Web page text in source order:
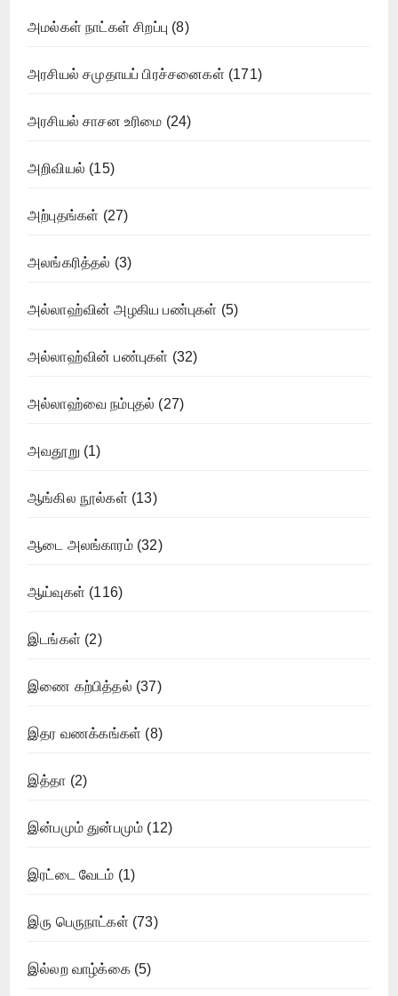
அமல்கள் நாட்கள் சிறப்பு (8)
அரசியல் சமுதாயப் பிரச்சனைகள் (171)
அரசியல் சாசன உரிமை (24)
அறிவியல் (15)
அற்புதங்கள் (27)
அலங்கரித்தல் (3)
அல்லாஹ்வின் அழகிய பண்புகள் (5)
அல்லாஹ்வின் பண்புகள் (32)
அல்லாஹ்வை நம்புதல் (27)
அவதூறு (1)
ஆங்கில நூல்கள் (13)
ஆடை அலங்காரம்(32)
ஆய்வுகள் (116)
இடங்கள் (2)
இணை கற்பித்தல் (37)
இதர வணக்கங்கள் (8)
இத்தா (2)
இன்பமும் துன்பமும் (12)
இரட்டை வேடம் (1)
இரு பெருநாட்கள் (73)
இல்லற வாழ்க்கை(5)